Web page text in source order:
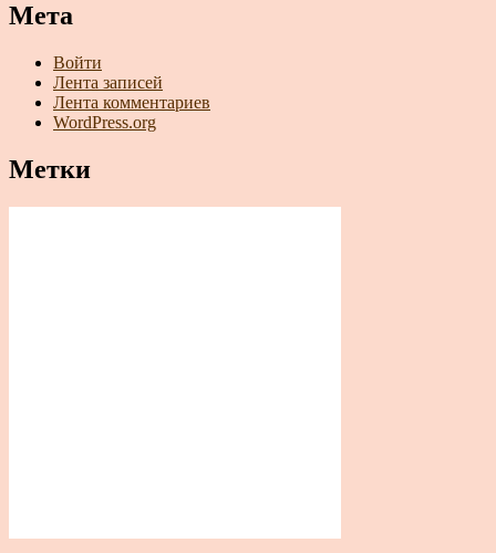
Мета
Войти
Лента записей
Лента комментариев
WordPress.org
Метки